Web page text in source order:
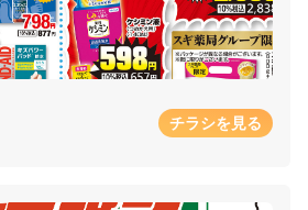
チラシを見る